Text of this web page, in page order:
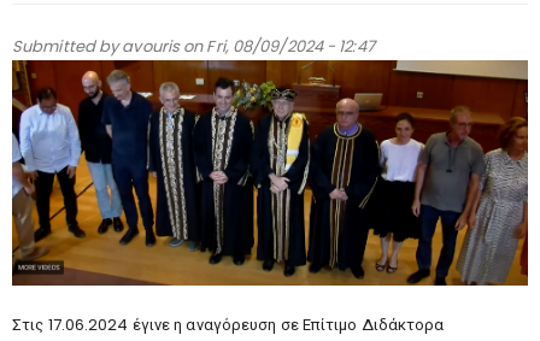
Submitted byavourison Fri, 08/09/2024 - 12:47
Στις 17.06.2024 έγινε η αναγόρευση σε Επίτιμο Διδάκτορα